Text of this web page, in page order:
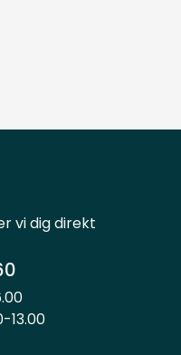
vi dig direkt
13.00